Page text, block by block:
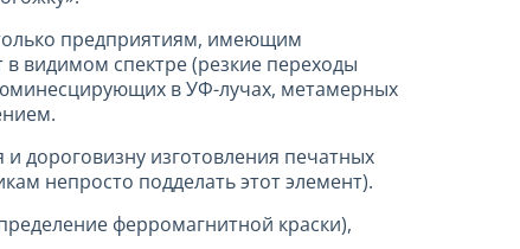
предприятиям, имеющим
видимом спектре (резкие переходы
в УФ-лучах, метамерных
дороговизну изготовления печатных
непросто подделать этот элемент).
ферромагнитной краски),